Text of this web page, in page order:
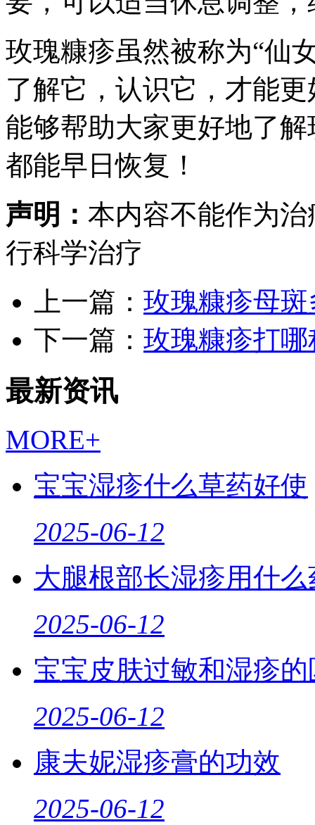
玫瑰糠疹虽然被称为“仙
了解它，认识它，才能
能够帮助大家更好地了
都能早日恢复！
声明： 本内容不能作为
行科学治疗
上一篇： 玫瑰糠疹母
下一篇： 玫瑰糠疹打
最新资讯
MORE+
宝宝湿疹什么草药好使
2025-06-12
大腿根部长湿疹用什么
2025-06-12
宝宝皮肤过敏和湿疹的
2025-06-12
康夫妮湿疹膏的功效
2025-06-12